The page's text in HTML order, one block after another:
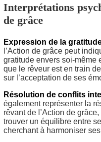
Interprétations
de grâce
Expression de la
l’Action de grâce peut
gratitude envers soi-même
que le rêveur est en train
sur l’acceptation de ses
Résolution de conflits
également représenter la
rêvant de l’Action de
trouver un équilibre entre
cherchant à harmoniser